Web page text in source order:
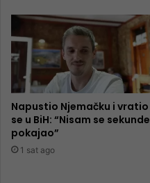
Napustio Njemačku i vratio
se u BiH: “Nisam se sekunde
pokajao”
1 sat ago